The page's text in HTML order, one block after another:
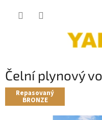
Čelní plynový
Repasovaný
BRONZE